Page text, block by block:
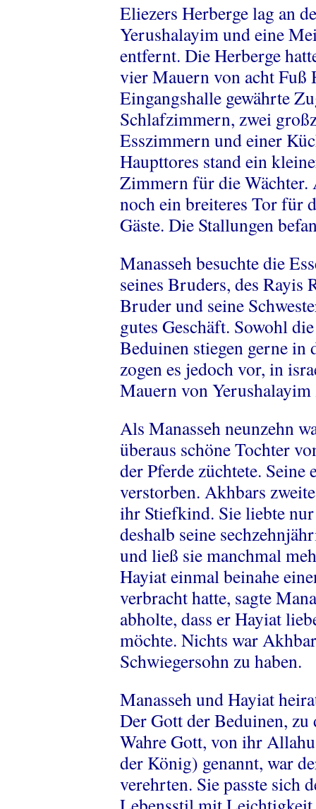
Eliezers Herberge lag an
Yerushalayim und eine
entfernt. Die Herberge
vier Mauern von acht Fuß
Eingangshalle gewährte
Schlafzimmern, zwei
Esszimmern und einer
Haupttores stand ein
Zimmern für die Wächter.
noch ein breiteres Tor für
Gäste. Die Stallungen
Manasseh besuchte die
seines Bruders, des Rayis
Bruder und seine
gutes Geschäft. Sowohl
Beduinen stiegen gerne in
zogen es jedoch vor, in
Mauern von Yerushalayim
Als Manasseh neunzehn
überaus schöne Tochter
der Pferde züchtete.
verstorben. Akhbars
ihr Stiefkind. Sie liebte
deshalb seine
und ließ sie manchmal
Hayiat einmal beinahe
verbracht hatte, sagte
abholte, dass er Hayiat
möchte. Nichts war
Schwiegersohn zu haben.
Manasseh und Hayiat
Der Gott der Beduinen,
Wahre Gott, von ihr
der König) genannt, war
verehrten. Sie passte sich